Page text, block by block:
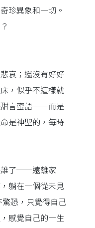
珍異象和一切。
哀；還沒有好好
，似乎不這樣就
甜言蜜語──而是
是神聖的，每時
誰了──遠離家
躺在一個從未見
恐，只覺得自己
感覺自己的一生